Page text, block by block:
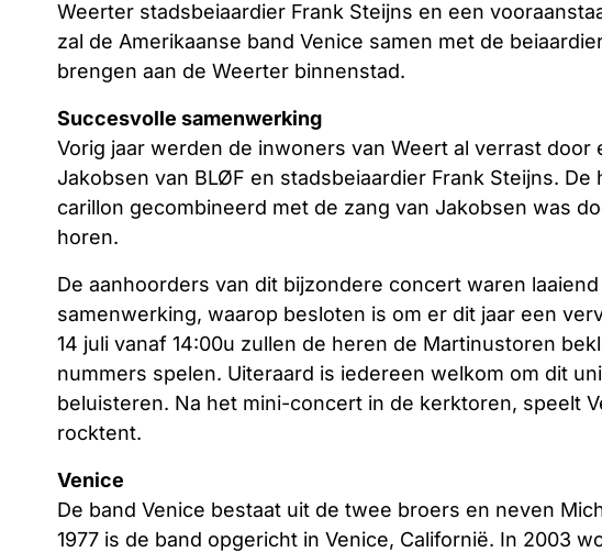
Weerter stadsbeiaardier Frank Steijns en een
zal de Amerikaanse band Venice samen met de
brengen aan de Weerter binnenstad.
Succesvolle samenwerking
Vorig jaar werden de inwoners van Weert al verrast door
Jakobsen van BLØF en stadsbeiaardier Frank Steijns.
carillon gecombineerd met de zang van Jakobsen was
horen.
De aanhoorders van dit bijzondere concert waren
samenwerking, waarop besloten is om er dit jaar een
14 juli vanaf 14:00u zullen de heren de Martinustoren
nummers spelen. Uiteraard is iedereen welkom om dit
beluisteren. Na het mini-concert in de kerktoren, speelt
rocktent.
Venice
De band Venice bestaat uit de twee broers en neven
1977 is de band opgericht in Venice, Californië. In 2003